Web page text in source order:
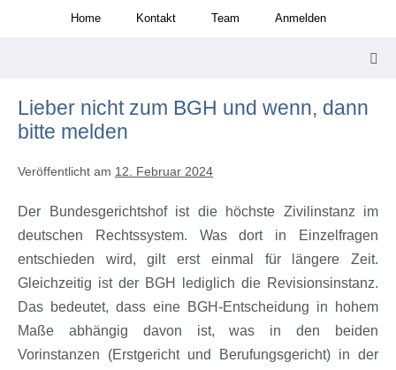
Home Kontakt Team Anmelden
Lieber nicht zum BGH und wenn, dann
bitte melden
Veröffentlicht am 12. Februar 2024
Der Bundesgerichtshof ist die höchste Zivilinstanz im
deutschen Rechtssystem. Was dort in Einzelfragen
entschieden wird, gilt erst einmal für längere Zeit.
Gleichzeitig ist der BGH lediglich die Revisionsinstanz.
Das bedeutet, dass eine BGH-Entscheidung in hohem
Maße abhängig davon ist, was in den beiden
Vorinstanzen (Erstgericht und Berufungsgericht) in der